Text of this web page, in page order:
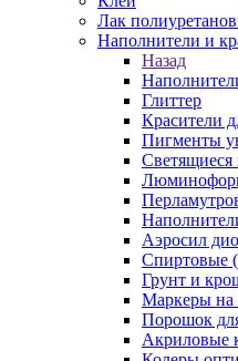
Лак
Наполнители и
Назад
Глиттер
Красители
Пигменты
Светящиеся
Аэросил
Спиртовые
Грунт и
Маркеры на
Порошок
Акриловые